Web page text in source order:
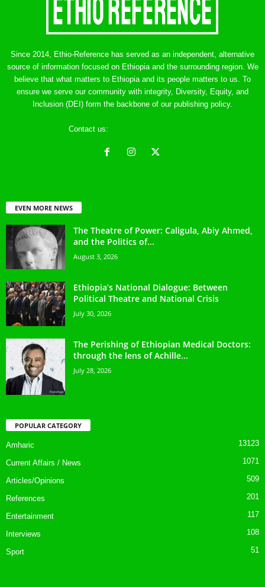
Since 2014, Ethio-Reference has served as an independent, alternative
source of information focused on Ethiopia and the surrounding region. We
believe that what matters to Ethiopia and its people matters to us. To
ensure we serve our community with integrity, Diversity, Equity, and
Inclusion (DEI) form the backbone of our publishing policy.
Contact us:
EVEN MORE NEWS
The Theatre of Power: Caligula, Abiy Ahmed,
and the Politics of...
August 3, 2026
Ethiopia’s National Dialogue: Between
Political Theatre and National Crisis
July 30, 2026
The Perishing of Ethiopian Medical Doctors:
through the lens of Achille...
July 28, 2026
POPULAR CATEGORY
Amharic 13123
Current Affairs / News 1071
Articles/Opinions 509
References 201
Entertainment 117
Interviews 108
Sport 51